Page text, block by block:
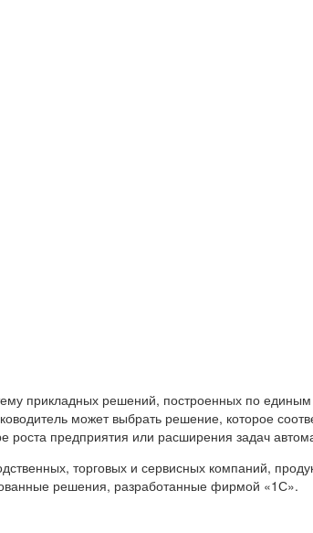
прикладных решений, построенных по
может выбрать решение, которое
роста предприятия или расширения задач
торговых и сервисных компаний,
решения, разработанные фирмой «1С».